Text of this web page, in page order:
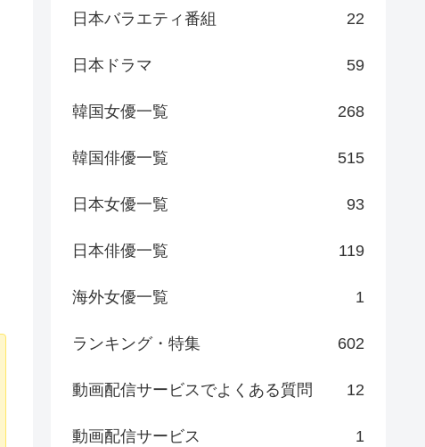
日本バラエティ番組 22
日本ドラマ 59
韓国女優一覧 268
韓国俳優一覧 515
日本女優一覧 93
日本俳優一覧 119
海外女優一覧 1
ランキング・特集 602
動画配信サービスでよくある質問 12
動画配信サービス 1